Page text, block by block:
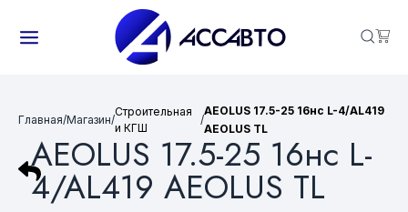
Главная/Магазин/
Строительная
и КГШ
/
AEOLUS 17.5-25 16нс L-4/AL419
AEOLUS TL
AEOLUS 17.5-25 16нс L-
4/AL419 AEOLUS TL